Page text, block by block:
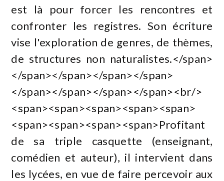
est là pour forcer les rencontres et
confronter les registres. Son écriture
vise l'exploration de genres, de thèmes,
de structures non naturalistes.</span>
</span></span></span></span>
</span></span></span></span><br/>
<span><span><span><span><span>
<span><span><span><span>Profitant
de sa triple casquette (enseignant,
comédien et auteur), il intervient dans
les lycées, en vue de faire percevoir aux